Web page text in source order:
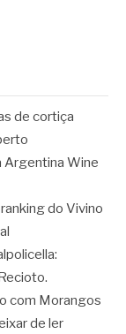
de cortiça
Argentina Wine
do Vivino
com Morangos
de ler